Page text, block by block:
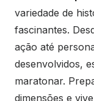
variedade de
fascinantes.
ação até
desenvolvidos,
maratonar.
dimensões e